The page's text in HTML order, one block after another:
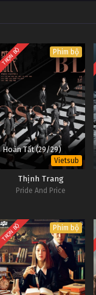
TRỌN BỘ Phim bộ
Hoàn Tất (29/29)
Vietsub
Thịnh Trang
Pride And Price
TRỌN BỘ Phim bộ